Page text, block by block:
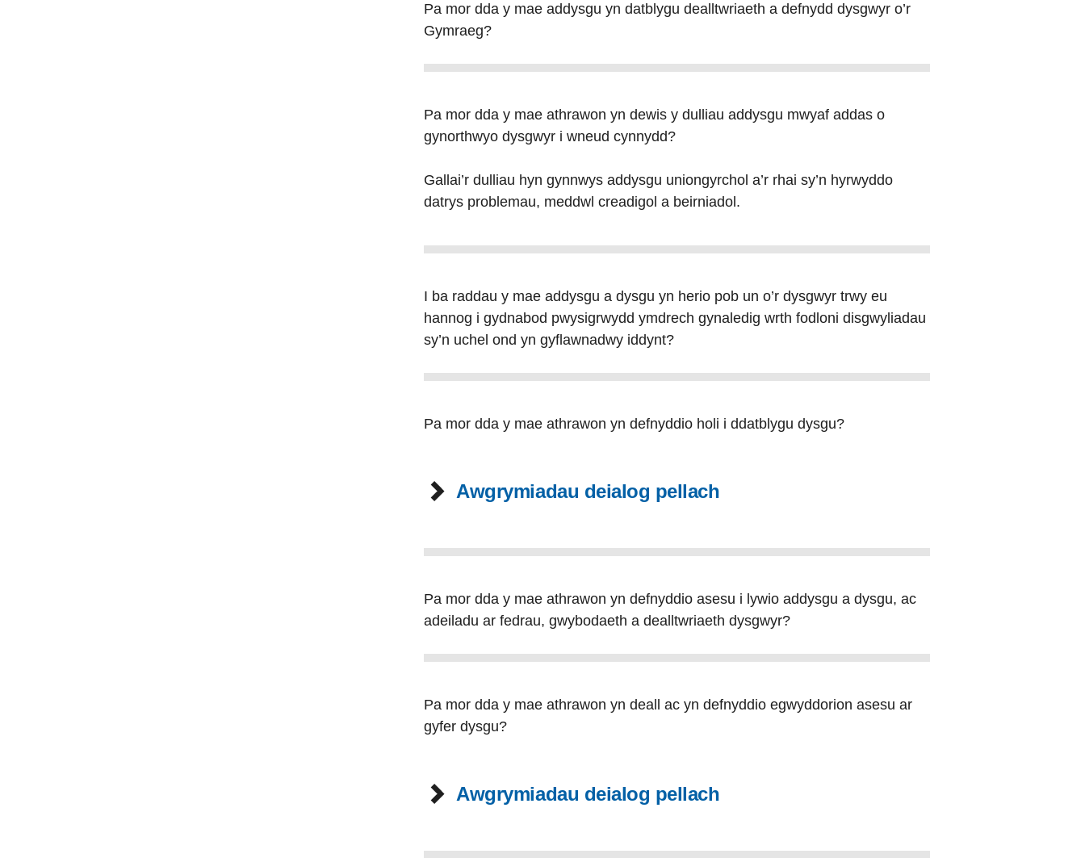
Pa mor dda y mae addysgu yn datblygu dealltwriaeth a defnydd dysgwyr o’r
Gymraeg?
Pa mor dda y mae athrawon yn dewis y dulliau addysgu mwyaf addas o
gynorthwyo dysgwyr i wneud cynnydd?
Gallai’r dulliau hyn gynnwys addysgu uniongyrchol a’r rhai sy’n hyrwyddo
datrys problemau, meddwl creadigol a beirniadol.
I ba raddau y mae addysgu a dysgu yn herio pob un o’r dysgwyr trwy eu
hannog i gydnabod pwysigrwydd ymdrech gynaledig wrth fodloni disgwyliadau
sy’n uchel ond yn gyflawnadwy iddynt?
Pa mor dda y mae athrawon yn defnyddio holi i ddatblygu dysgu?
Awgrymiadau deialog pellach
Pa mor dda y mae athrawon yn defnyddio asesu i lywio addysgu a dysgu, ac
adeiladu ar fedrau, gwybodaeth a dealltwriaeth dysgwyr?
Pa mor dda y mae athrawon yn deall ac yn defnyddio egwyddorion asesu ar
gyfer dysgu?
Awgrymiadau deialog pellach